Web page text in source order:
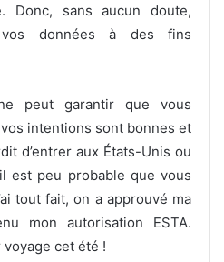
Donc, sans aucun doute,
vos données à des fins
peut garantir que vous
intentions sont bonnes et
d’entrer aux États-Unis ou
est peu probable que vous
tout fait, on a approuvé ma
mon autorisation ESTA.
voyage cet été !